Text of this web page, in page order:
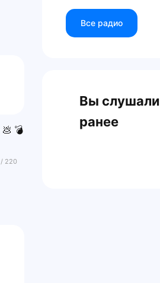
💩 💣
Все радио
Вы слушали
ранее